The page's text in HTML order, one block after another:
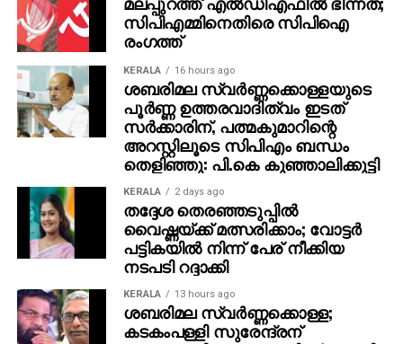
സിപിഎമ്മിനെതിരെ സിപിഐ
രംഗത്ത്
KERALA 16 hours ago
ശബരിമല സ്വര്‍ണ്ണക്കൊള്ളയുടെ
പൂര്‍ണ്ണ ഉത്തരവാദിത്വം ഇടത്
സര്‍ക്കാരിന്, പത്മകുമാറിന്റെ
അറസ്റ്റിലൂടെ സിപിഎം ബന്ധം
തെളിഞ്ഞു: പി.കെ കുഞ്ഞാലിക്കുട്ടി
KERALA 2 days ago
തദ്ദേശ തെരഞ്ഞടുപ്പില്‍
വൈഷ്ണയ്ക്ക് മത്സരിക്കാം; വോട്ടര്‍
പട്ടികയില്‍ നിന്ന് പേര് നീക്കിയ
നടപടി റദ്ദാക്കി
KERALA 13 hours ago
ശബരിമല സ്വര്‍ണ്ണക്കൊള്ള;
കടകംപള്ളി സുരേന്ദ്രന്